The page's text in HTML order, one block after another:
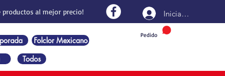
productos al mejor precio!
Pedido
Iniciar sesión
Folclor Mexicano
Todos